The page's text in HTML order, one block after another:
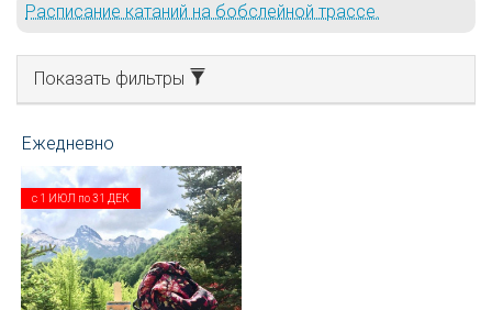
Расписание катаний на бобслейной трассе.
Показать фильтры
с 1 ИЮЛ по31 ДЕК